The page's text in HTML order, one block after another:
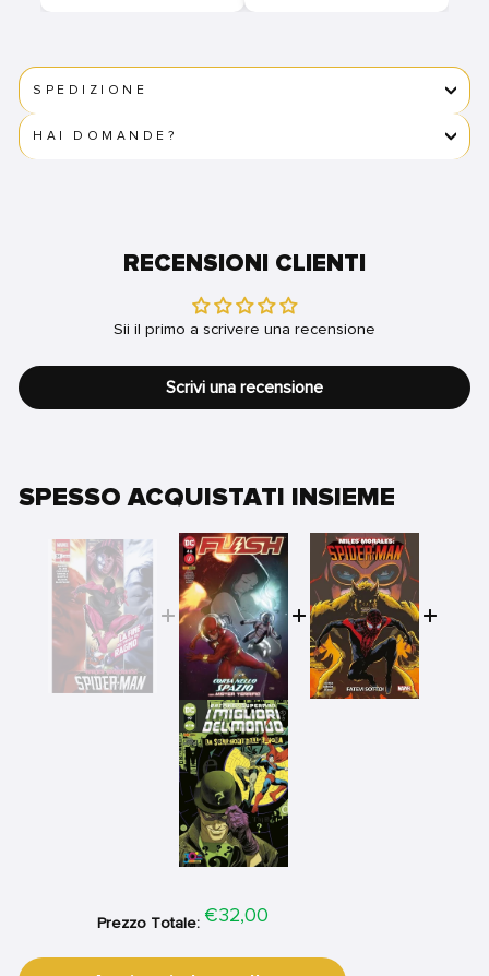
SPEDIZIONE
HAI DOMANDE?
RECENSIONI CLIENTI
Sii il primo a scrivere una recensione
Scrivi una recensione
SPESSO ACQUISTATI INSIEME
Prezzo Totale: Price
€32,00